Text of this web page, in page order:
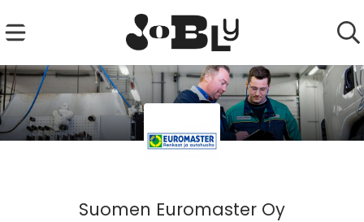
Suomen Euromaster Oy